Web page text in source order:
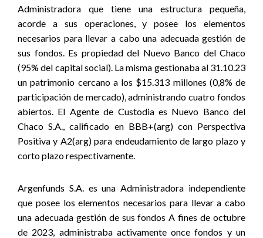
Administradora que tiene una estructura pequeña,
acorde a sus operaciones, y posee los elementos
necesarios para llevar a cabo una adecuada gestión de
sus fondos. Es propiedad del Nuevo Banco del Chaco
(95% del capital social). La misma gestionaba al 31.10.23
un patrimonio cercano a los $15.313 millones (0,8% de
participación de mercado), administrando cuatro fondos
abiertos. El Agente de Custodia es Nuevo Banco del
Chaco S.A., calificado en BBB+(arg) con Perspectiva
Positiva y A2(arg) para endeudamiento de largo plazo y
corto plazo respectivamente.
Argenfunds S.A. es una Administradora independiente
que posee los elementos necesarios para llevar a cabo
una adecuada gestión de sus fondos A fines de octubre
de 2023, administraba activamente once fondos y un